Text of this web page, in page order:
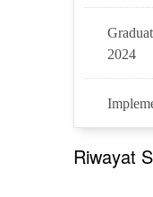
2024
Riwayat